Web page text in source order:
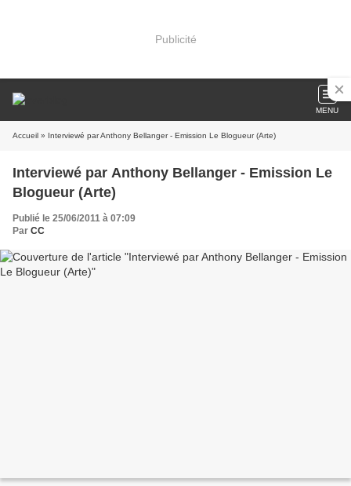
Publicité
MENU
Accueil » Interviewé par Anthony Bellanger - Emission Le Blogueur (Arte)
Interviewé par Anthony Bellanger - Emission Le
Blogueur (Arte)
Publié le 25/06/2011 à 07:09
Par CC